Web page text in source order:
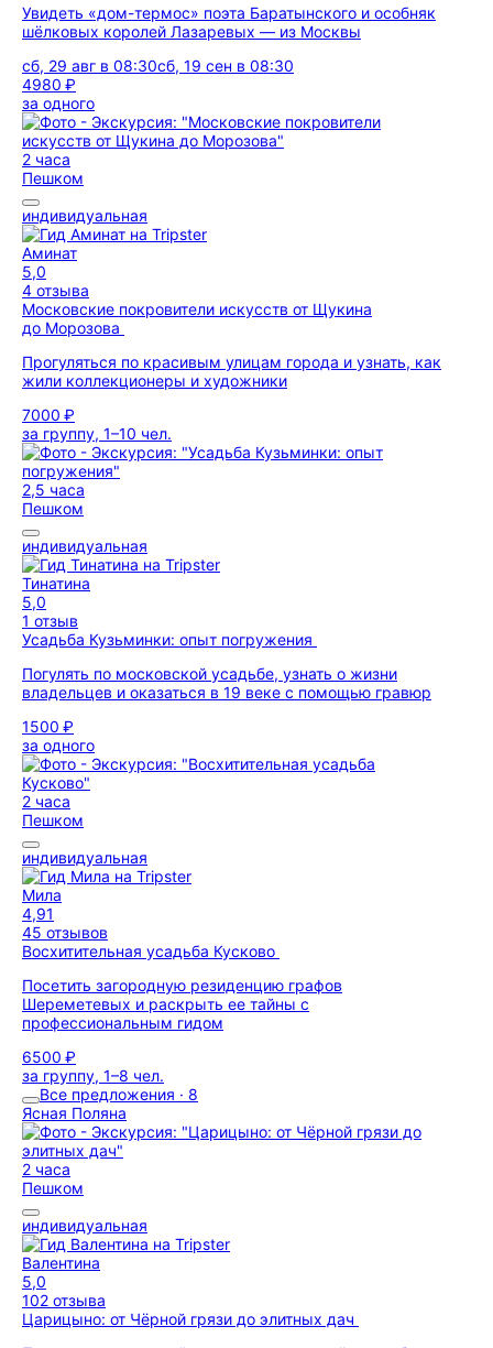
Увидеть «дом-термос» поэта Баратынского и особняк
шёлковых королей Лазаревых — из Москвы
сб, 29 авг в 08:30сб, 19 сен в 08:30
4980 ₽
за одного
2 часа
Пешком
индивидуальная
Аминат
5,0
4 отзыва
Московские покровители искусств от Щукина
до Морозова
Прогуляться по красивым улицам города и узнать, как
жили коллекционеры и художники
7000 ₽
за группу, 1–10 чел.
2,5 часа
Пешком
индивидуальная
Тинатина
5,0
1 отзыв
Усадьба Кузьминки: опыт погружения
Погулять по московской усадьбе, узнать о жизни
владельцев и оказаться в 19 веке с помощью гравюр
1500 ₽
за одного
2 часа
Пешком
индивидуальная
Мила
4,91
45 отзывов
Восхитительная усадьба Кусково
Посетить загородную резиденцию графов
Шереметевых и раскрыть ее тайны с
профессиональным гидом
6500 ₽
за группу, 1–8 чел.
Все предложения · 8
Ясная Поляна
2 часа
Пешком
индивидуальная
Валентина
5,0
102 отзыва
Царицыно: от Чёрной грязи до элитных дач